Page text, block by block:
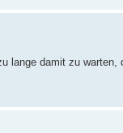
lange damit zu warten,